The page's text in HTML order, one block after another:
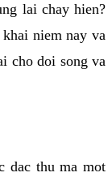
lai chay hien?
niem nay va
cho doi song va
dac thu ma mot